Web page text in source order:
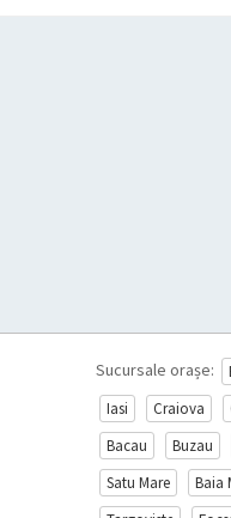
Sucursale orașe:
Iasi
Craiova
Bacau
Buzau
Satu Mare
Baia